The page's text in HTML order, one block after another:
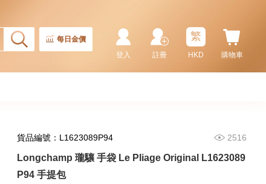
每日金價
購物車
繁
HKD
註冊
登入
貨品編號：L1623089P94 2516
Longchamp 瓏驤 手袋 Le Pliage Original L1623089
P94 手提包